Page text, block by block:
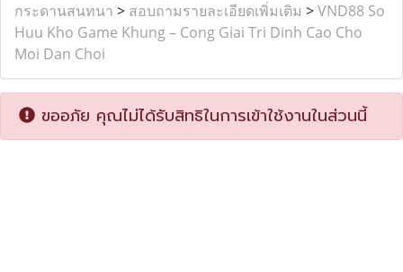
กระดานสนทนา > สอบถามรายละเอียดเพิ่มเติม >VND88 So
Huu Kho Game Khung – Cong Giai Tri Dinh Cao Cho
Moi Dan Choi
ขออภัย คุณไม่ได้รับสิทธิในการเข้าใช้งานในส่วนนี้